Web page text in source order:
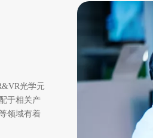
光学元
于相关产
领域有着